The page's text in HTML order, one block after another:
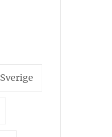
Sverige